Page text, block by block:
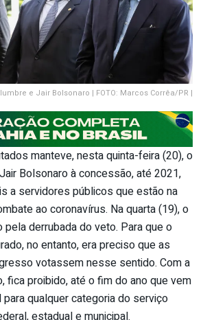
e Jair Bolsonaro | FOTO: Marcos Corrêa/PR |
manteve, nesta quinta-feira (20), o
Bolsonaro à concessão, até 2021,
a servidores públicos que estão na
ao coronavírus. Na quarta (19), o
pela derrubada do veto. Para que o
no entanto, era preciso que as
votassem nesse sentido. Com a
fica proibido, até o fim do ano que vem
qualquer categoria do serviço
estadual e municipal.